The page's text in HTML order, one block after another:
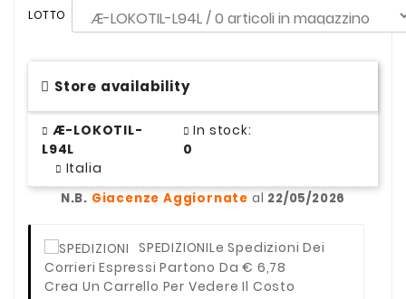
LOTTO
Store availability
Æ-LOKOTIL-
L94L
Italia
In stock:
0
N.B. Giacenze Aggiornate al 22/05/2026
SPEDIZIONILe Spedizioni Dei
Corrieri Espressi Partono Da € 6,78
Crea Un Carrello Per Vedere Il Costo